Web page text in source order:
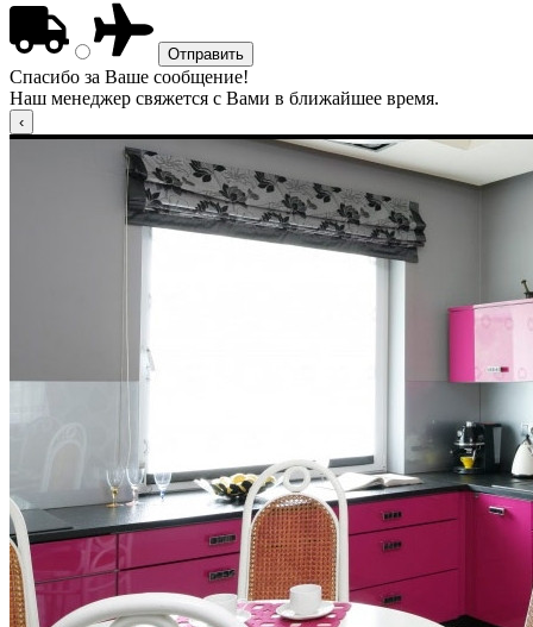
Спасибо за Ваше сообщение!
Наш менеджер свяжется с Вами в ближайшее время.